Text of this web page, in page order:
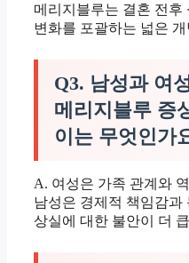
메리지블루는 결혼 전후
변화를 포괄하는 넓은
Q3. 남성과 여
메리지블루 증
이는 무엇인가
A. 여성은 가족 관계와
남성은 경제적 책임감과
상실에 대한 불안이 더